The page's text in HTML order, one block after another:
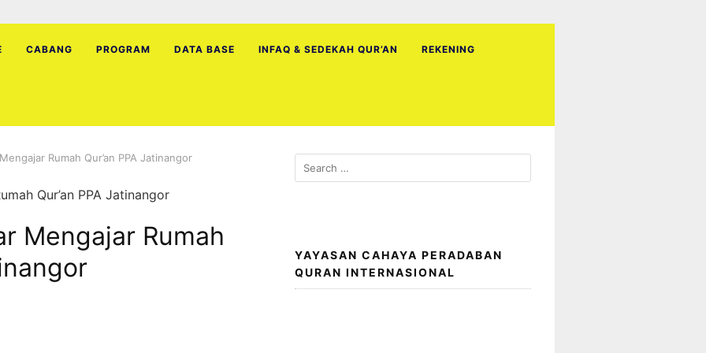
CABANG PROGRAM DATA BASE INFAQ & SEDEKAH QUR’AN REKENING
Rumah Qur’an PPA Jatinangor
Mengajar Rumah
Search
for:
YAYASAN CAHAYA PERADABAN
QURAN INTERNASIONAL